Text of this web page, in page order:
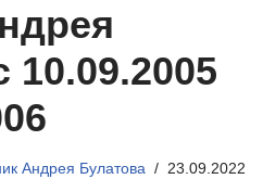
10.09.2005
Андрея Булатова 23.09.2022